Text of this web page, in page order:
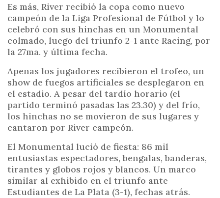
Es más, River recibió la copa como nuevo
campeón de la Liga Profesional de Fútbol y lo
celebró con sus hinchas en un Monumental
colmado, luego del triunfo 2-1 ante Racing, por
la 27ma. y última fecha.
Apenas los jugadores recibieron el trofeo, un
show de fuegos artificiales se desplegaron en
el estadio. A pesar del tardío horario (el
partido terminó pasadas las 23.30) y del frío,
los hinchas no se movieron de sus lugares y
cantaron por River campeón.
El Monumental lució de fiesta: 86 mil
entusiastas espectadores, bengalas, banderas,
tirantes y globos rojos y blancos. Un marco
similar al exhibido en el triunfo ante
Estudiantes de La Plata (3-1), fechas atrás.